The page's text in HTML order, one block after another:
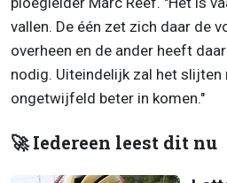
vallen. De één zet zich daar de
overheen en de ander heeft
nodig. Uiteindelijk zal het
ongetwijfeld beter in komen."
🚀 Iedereen leest dit nu